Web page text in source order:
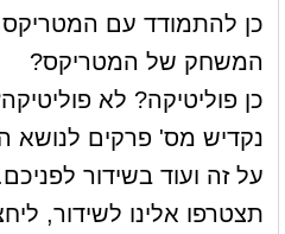
כן להתמודד עם המטריקס
המשחק של המטריקס?
כן פוליטיקה? לא
נקדיש מס' פרקים לנושא
על זה ועוד בשידור
תצטרפו אלינו לשידור,